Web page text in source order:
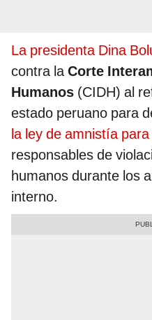
La presidenta Dina
contra laCorte
Humanos (CIDH) al
estado peruano para
la ley de amnistía
responsables de
humanos durante los
interno.